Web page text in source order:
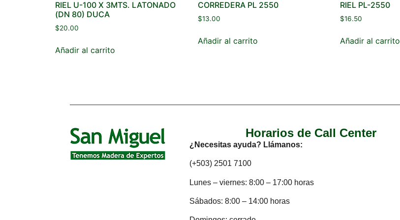
RIEL U-100 X 3MTS. LATONADO
(DN 80) DUCA
$20.00
Añadir al carrito
CORREDERA PL 2550
$13.00
Añadir al carrito
RIEL PL-2550
$16.50
Añadir al carrito
Horarios de Call Center
¿Necesitas ayuda? Llámanos:
(+503) 2501 7100
Lunes – viernes: 8:00 – 17:00 horas
Sábados: 8:00 – 14:00 horas